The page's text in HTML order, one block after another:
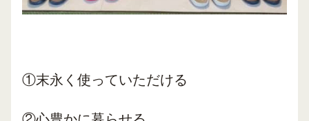
①末永く使っていただける